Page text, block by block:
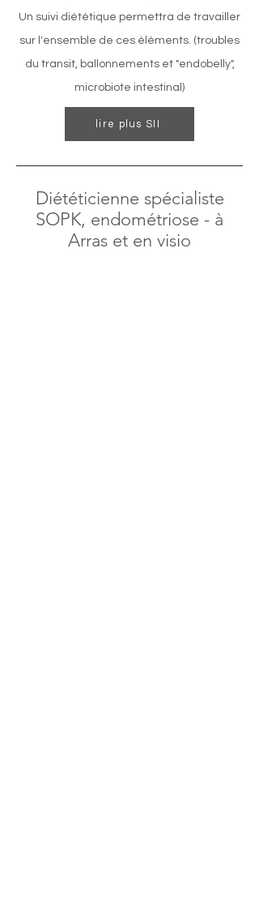
Un suivi diététique permettra de travailler
sur l'ensemble de ces éléments. (troubles
du transit, ballonnements et "endobelly",
microbiote intestinal)
lire plus SII
Diététicienne spécialiste
SOPK, endométriose - à
Arras et en visio